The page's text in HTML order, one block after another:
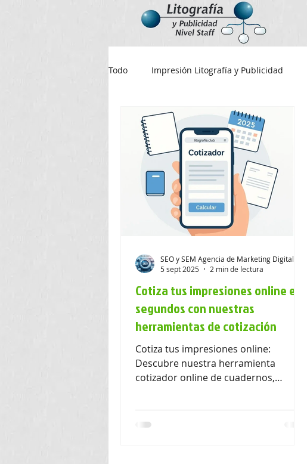
Todo Impresión Litografía y Publicidad
Cuadernos Valor de cuadernos
Litografías en Bogotá
imprimir calendario 2024
impresiones Ricaurte SEO SEM
programador 2024 planificador 2024
Factoa Facturación Electrónica
Cotiza tus impresiones online en
segundos con nuestras
herramientas de cotización
Cotiza tus impresiones online:
Descubre nuestra herramienta
cotizador online de cuadernos,
dispositivo
5 sept 2025
2 min de lectura